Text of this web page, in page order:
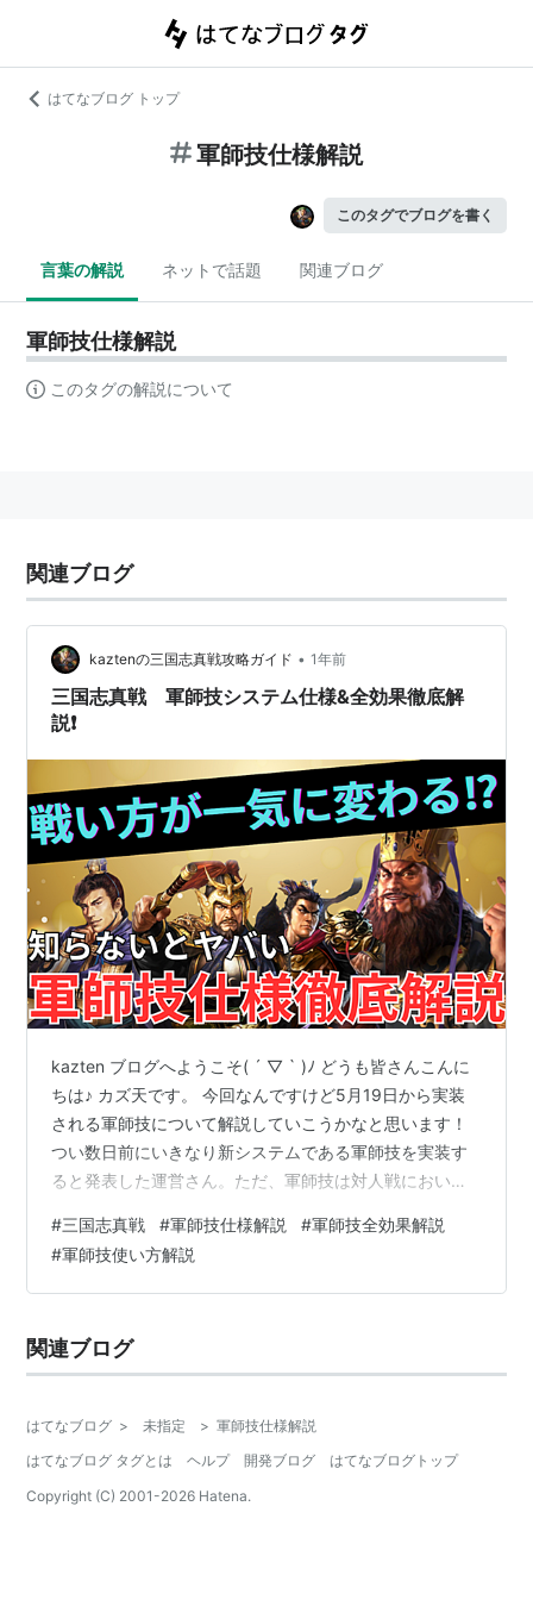
はてなブログ トップ
軍師技仕様解説
このタグでブログを書く
言葉の解説 ネットで話題 関連ブログ
軍師技仕様解説
このタグの解説について
関連ブログ
kaztenの三国志真戦攻略ガイド • 1年前
三国志真戦 軍師技システム仕様&全効果徹底解
説❗️
kazten ブログへようこそ( ´ ▽ ` )ﾉ どうも皆さんこんに
ちは♪ カズ天です。 今回なんですけど5月19日から実装
される軍師技について解説していこうかなと思います！
つい数日前にいきなり新システムである軍師技を実装す
ると発表した運営さん。ただ、軍師技は対人戦において
のブログを最後まで見て軍師技をマスターして欲しいで
す！ ということで早速やっていきましょう👍 < 目次 > １
軍師技システムとは？ ・ 軍師技概要解説 ・ 軍師技使用
徹底解説 ３ 終わりに〜 ・ 日記 １ 軍師技…
#三国志真戦 #軍師技仕様解説 #軍師技全効果解説
#軍師技使い方解説
関連ブログ
はてなブログ > 未指定 > 軍師技仕様解説
はてなブログ タグとは
ヘルプ 開発ブログ
はてなブログトップ
Copyright (C) 2001-2026 Hatena.